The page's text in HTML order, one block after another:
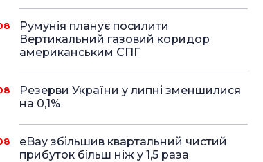
Румунія планує посилити
Вертикальний газовий коридор
американським СПГ
Резерви України у липні зменшилися
на 0,1%
eBay збільшив квартальний чистий
прибуток більш ніж у 1,5 раза